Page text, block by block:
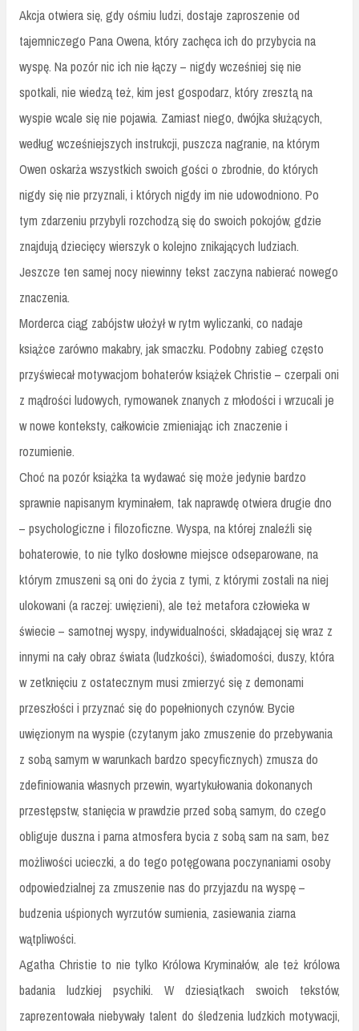
Akcja otwiera się, gdy ośmiu ludzi, dostaje zaproszenie od
tajemniczego Pana Owena, który zachęca ich do przybycia na
wyspę. Na pozór nic ich nie łączy – nigdy wcześniej się nie
spotkali, nie wiedzą też, kim jest gospodarz, który zresztą na
wyspie wcale się nie pojawia. Zamiast niego, dwójka służących,
według wcześniejszych instrukcji, puszcza nagranie, na którym
Owen oskarża wszystkich swoich gości o zbrodnie, do których
nigdy się nie przyznali, i których nigdy im nie udowodniono. Po
tym zdarzeniu przybyli rozchodzą się do swoich pokojów, gdzie
znajdują dziecięcy wierszyk o kolejno znikających ludziach.
Jeszcze ten samej nocy niewinny tekst zaczyna nabierać nowego
znaczenia.
Morderca ciąg zabójstw ułożył w rytm wyliczanki, co nadaje
książce zarówno makabry, jak smaczku. Podobny zabieg często
przyświecał motywacjom bohaterów książek Christie – czerpali oni
z mądrości ludowych, rymowanek znanych z młodości i wrzucali je
w nowe konteksty, całkowicie zmieniając ich znaczenie i
rozumienie.
Choć na pozór książka ta wydawać się może jedynie bardzo
sprawnie napisanym kryminałem, tak naprawdę otwiera drugie dno
– psychologiczne i filozoficzne. Wyspa, na której znaleźli się
bohaterowie, to nie tylko dosłowne miejsce odseparowane, na
którym zmuszeni są oni do życia z tymi, z którymi zostali na niej
ulokowani (a raczej: uwięzieni), ale też metafora człowieka w
świecie – samotnej wyspy, indywidualności, składającej się wraz z
innymi na cały obraz świata (ludzkości), świadomości, duszy, która
w zetknięciu z ostatecznym musi zmierzyć się z demonami
przeszłości i przyznać się do popełnionych czynów. Bycie
uwięzionym na wyspie (czytanym jako zmuszenie do przebywania
z sobą samym w warunkach bardzo specyficznych) zmusza do
zdefiniowania własnych przewin, wyartykułowania dokonanych
przestępstw, stanięcia w prawdzie przed sobą samym, do czego
obliguje duszna i parna atmosfera bycia z sobą sam na sam, bez
możliwości ucieczki, a do tego potęgowana poczynaniami osoby
odpowiedzialnej za zmuszenie nas do przyjazdu na wyspę –
budzenia uśpionych wyrzutów sumienia, zasiewania ziarna
wątpliwości.
Agatha Christie to nie tylko Królowa Kryminałów, ale też królowa
badania ludzkiej psychiki. W dziesiątkach swoich tekstów,
zaprezentowała niebywały talent do śledzenia ludzkich motywacji,